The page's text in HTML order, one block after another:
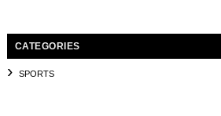
CATEGORIES
SPORTS